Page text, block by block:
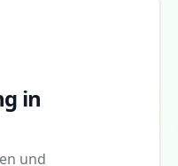
in
und